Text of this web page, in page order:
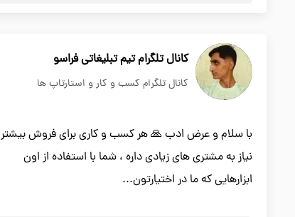
کانال تلگرام تیم تبلیغاتی فراسو
کانال تلگرام کسب و کار و استارتاپ ها
با سلام و عرض ادب 🙏 هر کسب و کاری برای فروش بیشتر
نیاز به مشتری های زیادی داره ، شما با استفاده از اون
ابزارهایی که ما در اختیارتون...